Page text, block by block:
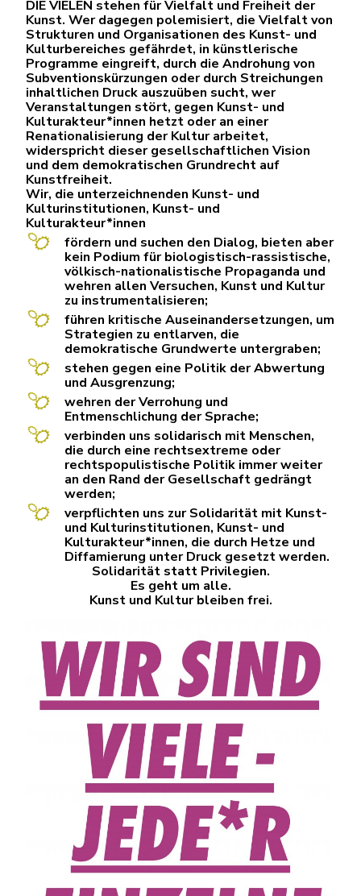
DIE VIELEN stehen für Vielfalt und Freiheit der
Kunst. Wer dagegen polemisiert, die Vielfalt von
Strukturen und Organisationen des Kunst- und
Kulturbereiches gefährdet, in künstlerische
Programme eingreift, durch die Androhung von
Subventionskürzungen oder durch Streichungen
inhaltlichen Druck auszuüben sucht, wer
Veranstaltungen stört, gegen Kunst- und
Kulturakteur*innen hetzt oder an einer
Renationalisierung der Kultur arbeitet,
widerspricht dieser gesellschaftlichen Vision
und dem demokratischen Grundrecht auf
Kunstfreiheit.
Wir, die unterzeichnenden Kunst- und
Kulturinstitutionen, Kunst- und
Kulturakteur*innen
fördern und suchen den Dialog, bieten aber
kein Podium für biologistisch-rassistische,
völkisch-nationalistische Propaganda und
wehren allen Versuchen, Kunst und Kultur
zu instrumentalisieren;
führen kritische Auseinandersetzungen, um
Strategien zu entlarven, die
demokratische Grundwerte untergraben;
stehen gegen eine Politik der Abwertung
und Ausgrenzung;
wehren der Verrohung und
Entmenschlichung der Sprache;
verbinden uns solidarisch mit Menschen,
die durch eine rechtsextreme oder
rechtspopulistische Politik immer weiter
an den Rand der Gesellschaft gedrängt
werden;
verpflichten uns zur Solidarität mit Kunst-
und Kulturinstitutionen, Kunst- und
Kulturakteur*innen, die durch Hetze und
Diffamierung unter Druck gesetzt werden.
Solidarität statt Privilegien.
Es geht um alle.
Kunst und Kultur bleiben frei.